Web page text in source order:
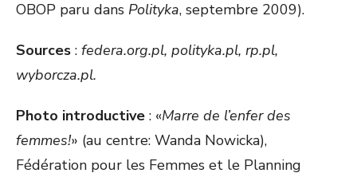
OBOP paru dans Polityka, septembre 2009).
Sources : federa.org.pl, polityka.pl, rp.pl,
wyborcza.pl.
Photo introductive : «Marre de l’enfer des
femmes!» (au centre: Wanda Nowicka),
Fédération pour les Femmes et le Planning